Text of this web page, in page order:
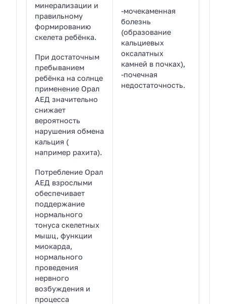
минерализации и
правильному
формированию
скелета ребёнка.
При достаточным
пребыванием
ребёнка на солнце
применение Орал
АЕД значительно
снижает
вероятность
нарушения обмена
кальция (
например рахита).
Потребление Орал
АЕД взрослыми
обеспечивает
поддержание
нормального
тонуса скелетных
мышц, функции
миокарда,
нормального
проведения
нервного
возбуждения и
процесса
-мочекаменная
болезнь
(образование
кальциевых
оксалатных
камней в почках),
-почечная
недостаточность.